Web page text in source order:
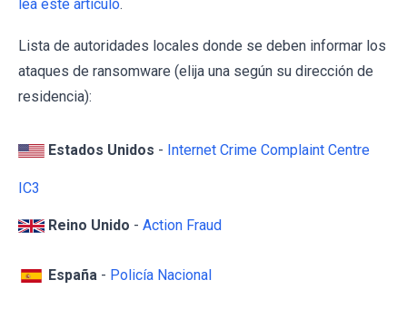
lea este artículo.
Lista de autoridades locales donde se deben informar los
ataques de ransomware (elija una según su dirección de
residencia):
Estados Unidos - Internet Crime Complaint Centre
IC3
Reino Unido - Action Fraud
España - Policía Nacional